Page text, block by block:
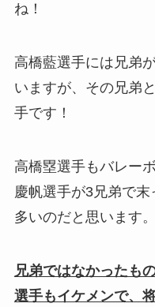
ね！
高橋藍選手には兄弟
いますが、その兄弟
手です！
高橋塁選手もバレー
慶帆選手が3兄弟で
多いのだと思います。
兄弟ではなかったも
選手もイケメンで、